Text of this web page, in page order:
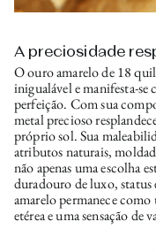
A preciosidade
O ouro amarelo de 18
inigualável e manifesta-
perfeição. Com sua
metal precioso
próprio sol. Sua
atributos naturais,
não apenas uma escolha
duradouro de luxo,
amarelo permanece
etérea e uma sensação de